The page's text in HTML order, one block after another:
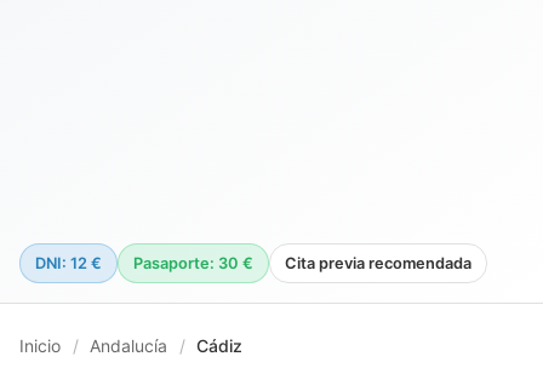
DNI: 12 € Pasaporte: 30 € Cita previa recomendada
Inicio / Andalucía / Cádiz